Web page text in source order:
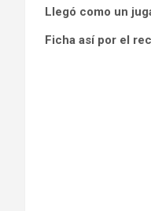
Llegó como un
Ficha así por el